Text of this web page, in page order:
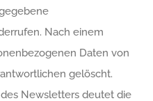
Nach einem
Daten von
gelöscht.
Newsletters deutet die